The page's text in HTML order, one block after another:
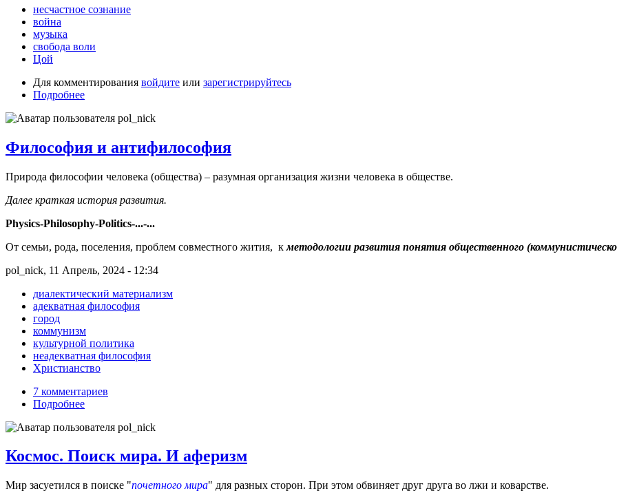
несчастное сознание
война
музыка
свобода воли
Цой
Для комментирования войдите или зарегистрируйтесь
Подробнее
Философия и антифилософия
Природа философии человека (общества) – разумная организация жизни человека в обществе.
Далее краткая история развития.
Physics-Philosophy-Politics-...-...
От семьи, рода, поселения, проблем совместного жития, кметодологии развития понятия общественного
pol_nick, 11 Апрель, 2024 - 12:34
диалектический материализм
адекватная философия
город
коммунизм
культурной политика
неадекватная философия
Христианство
7 комментариев
Подробнее
Космос. Поиск мира. И аферизм
Мир засуетился в поиске "почетного мира" для разных сторон. При этом обвиняет друг друга во лжи и коварстве.